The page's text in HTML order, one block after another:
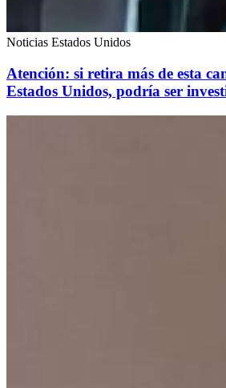
Noticias Estados Unidos
Atención: si retira más de esta
Estados Unidos, podría ser